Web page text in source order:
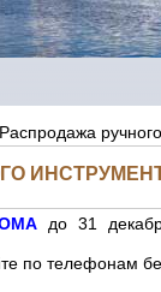
Распродажа
до 31
по телефонам